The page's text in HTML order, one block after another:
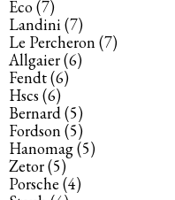
Eco(7)
Landini(7)
Le Percheron(7)
Allgaier(6)
Fendt(6)
Hscs (6)
Bernard(5)
Fordson(5)
Hanomag(5)
Zetor(5)
Porsche (4)